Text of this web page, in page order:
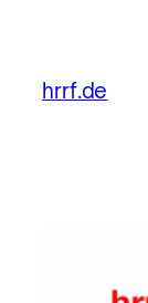
springen
hrrf.de